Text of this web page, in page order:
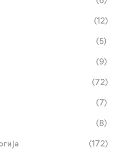
(12)
(5)
(9)
(72)
(7)
(8)
(172)